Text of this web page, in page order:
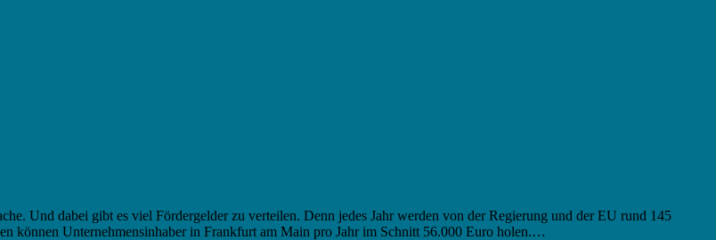
Und dabei gibt es viel Fördergelder zu verteilen. Denn jedes Jahr werden von der Regierung und der EU rund 145
können Unternehmensinhaber in Frankfurt am Main pro Jahr im Schnitt 56.000 Euro holen.…